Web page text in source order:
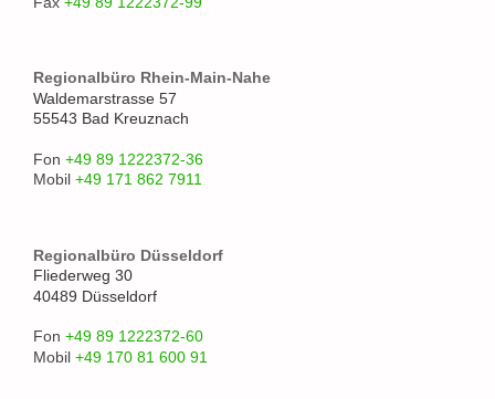
Regionalbüro Rhein-Main-Nahe
Waldemarstrasse 57
55543 Bad Kreuznach
Fon +49 89 1222372-36
Mobil +49 171 862 7911
Regionalbüro Düsseldorf
Fliederweg 30
40489 Düsseldorf
Fon +49 89 1222372-60
Mobil +49 170 81 600 91